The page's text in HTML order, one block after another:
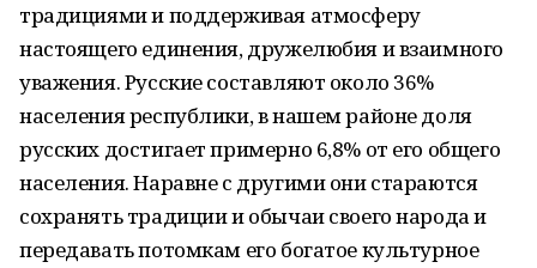
традициями и поддерживая атмосферу
настоящего единения, дружелюбия и взаимного
уважения. Русские составляют около 36%
населения республики, в нашем районе доля
русских достигает примерно 6,8% от его общего
населения. Наравне с другими они стараются
сохранять традиции и обычаи своего народа и
передавать потомкам его богатое культурное